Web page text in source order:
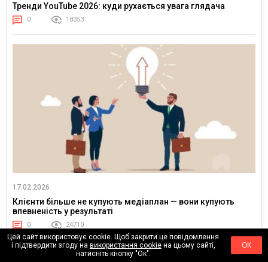
Тренди YouTube 2026: куди рухається увага глядача
0 18353
17.02.2026
Клієнти більше не купують медіаплан — вони купують
впевненість у результаті
0 24710
Цей сайт використовує cookie. Щоб закрити це повідомлення
і підтвердити згоду на використання cookieна цьому сайті,
натисніть кнопку "Ок".
ОК